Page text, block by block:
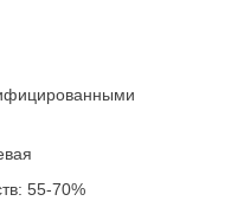
55-70%